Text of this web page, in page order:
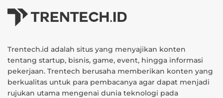
Trentech.id adalah situs yang menyajikan konten
tentang startup, bisnis, game, event, hingga informasi
pekerjaan. Trentech berusaha memberikan konten yang
berkualitas untuk para pembacanya agar dapat menjadi
rujukan utama mengenai dunia teknologi pada